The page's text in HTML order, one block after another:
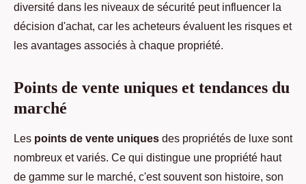
diversité dans les niveaux de sécurité peut influencer la
décision d'achat, car les acheteurs évaluent les risques et
les avantages associés à chaque propriété.
Points de vente uniques et tendances du
marché
Les points de vente uniques des propriétés de luxe sont
nombreux et variés. Ce qui distingue une propriété haut
de gamme sur le marché, c'est souvent son histoire, son